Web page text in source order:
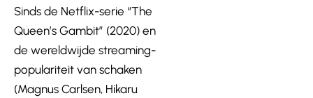
Sinds de Netflix-serie “The
Queen’s Gambit” (2020) en
de wereldwijde streaming-
populariteit van schaken
(Magnus Carlsen, Hikaru